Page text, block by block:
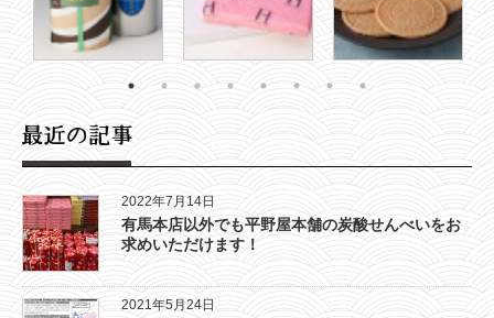
2022年7月14日
有馬本店以外でも平野屋本舗の炭酸せんべいをお
求めいただけます！
2021年5月24日